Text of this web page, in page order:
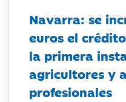
Navarra: se
euros el
la primera
agricultores y
profesionales